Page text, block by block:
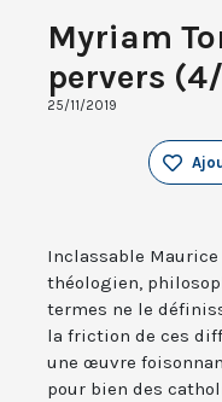
Myriam
pervers
25/11/2019
Inclassable
théologien,
termes ne le
la friction de ces
une œuvre
pour bien des